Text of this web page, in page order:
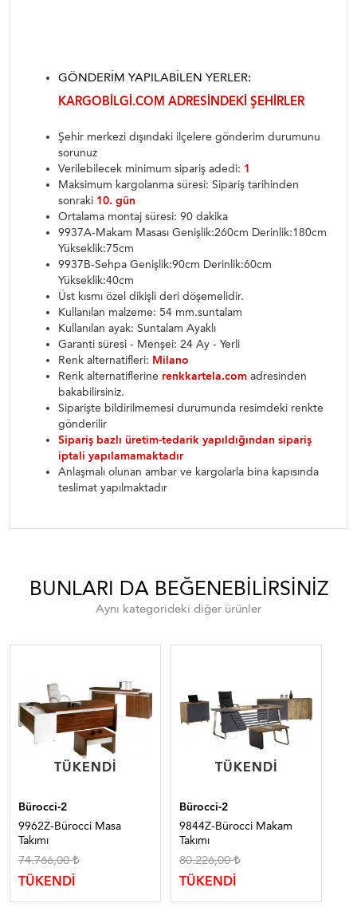
GÖNDERIM YAPILABILEN YERLER:
KARGOBILGI.COM ADRESINDEKI ŞEHIRLER
Şehir merkezi dışındaki ilçelere gönderim durumunu
sorunuz
Verilebilecek minimum sipariş adedi: 1
Maksimum kargolanma süresi: Sipariş tarihinden
sonraki 10. gün
Ortalama montaj süresi: 90 dakika
9937A-Makam Masası Genişlik:260cm Derinlik:180cm
Yükseklik:75cm
9937B-Sehpa Genişlik:90cm Derinlik:60cm
Yükseklik:40cm
Üst kısmı özel dikişli deri döşemelidir.
Kullanılan malzeme: 54 mm.suntalam
Kullanılan ayak: Suntalam Ayaklı
Garanti süresi - Menşei: 24 Ay - Yerli
Renk alternatifleri: Milano
Renk alternatiflerine renkkartela.com adresinden
bakabilirsiniz.
Siparişte bildirilmemesi durumunda resimdeki renkte
gönderilir
Sipariş bazlı üretim-tedarik yapıldığından sipariş
iptali yapılamamaktadır
Anlaşmalı olunan ambar ve kargolarla bina kapısında
teslimat yapılmaktadır
BUNLARI DA BEĞENEBILIRSINIZ
Aynı kategorideki diğer ürünler
TÜKENDI
TÜKENDI
Bürocci-2
9962Z-Bürocci Masa
Takımı
74.766,00
TÜKENDİ
TÜKENDI
TÜKENDI
Bürocci-2
9844Z-Bürocci Makam
Takımı
80.226,00
TÜKENDİ